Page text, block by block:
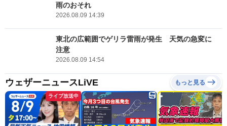
雨のおそれ
2026.08.09 14:39
東北の広範囲でゲリラ雷雨が発生 天気の急変に
注意
2026.08.09 14:54
ウェザーニュースLiVE もっと見る
ライブ放送中